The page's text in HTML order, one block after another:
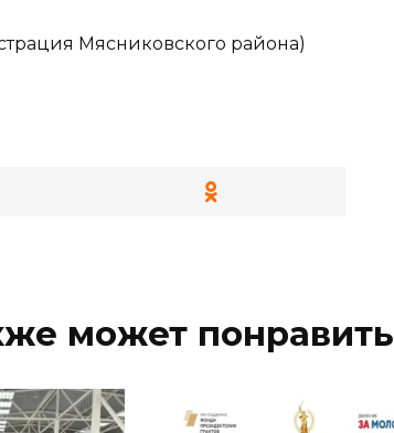
Мясниковского района)
может